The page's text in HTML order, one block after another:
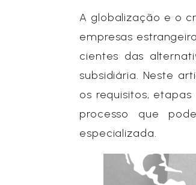
A globalização e o
empresas
cientes das
subsidiária. Neste
os requisitos,
processo que
especializada.